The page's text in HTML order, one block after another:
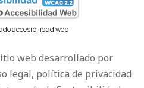
accesibilidad web
web desarrollado por
legal, política de privacidad